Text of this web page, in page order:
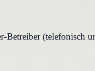
Betreiber